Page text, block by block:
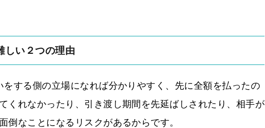
しい２つの理由
する側の立場になれば分かりやすく、先に全額を払ったの
くれなかったり、引き渡し期間を先延ばしされたり、相手が
倒なことになるリスクがあるからです。